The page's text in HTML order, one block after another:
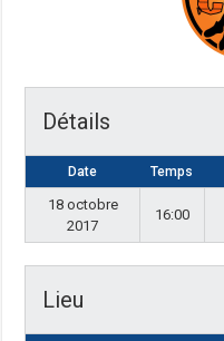
Détails
Date Temps
18 octobre
2017
16:00
Lieu